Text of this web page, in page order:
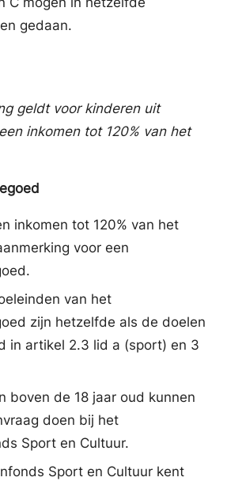
gedaan.
geldt voor kinderen uit
inkomen tot 120% van het
inkomen tot 120% van het
voor een
van het
zijn hetzelfde als de doelen
in artikel 2.3 lid a (sport) en 3
boven de 18 jaar oud kunnen
doen bij het
Sport en Cultuur.
Sport en Cultuur kent